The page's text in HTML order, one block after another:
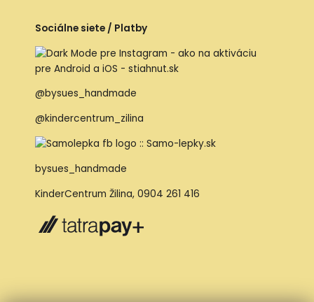
Sociálne siete / Platby
@bysues_handmade
@kindercentrum_zilina
bysues_handmade
KinderCentrum Žilina, 0904 261 416